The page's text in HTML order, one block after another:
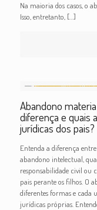
Na maioria dos casos, o
Isso, entretanto, […]
Abandono
diferença e quais
jurídicas dos pais?
Entenda a diferença
abandono intelectual,
responsabilidade civil ou
pais perante os filhos. O
diferentes formas e cada
jurídicas próprias.